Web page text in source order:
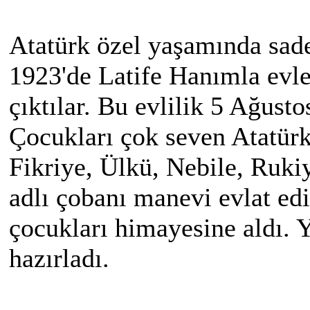
Atatürk özel yaşamında
1923'de Latife Hanımla
çıktılar. Bu evlilik 5
Çocukları çok seven
Fikriye, Ülkü, Nebile,
adlı çobanı manevi evlat
çocukları himayesine aldı.
hazırladı.